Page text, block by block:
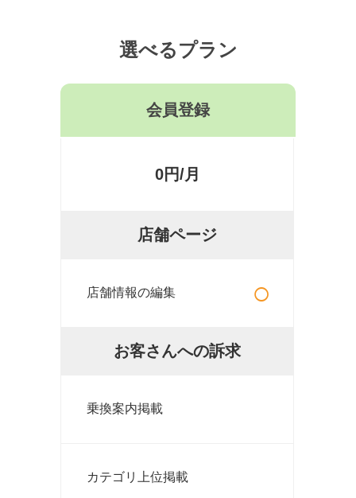
選べるプラン
会員登録
0円/月
店舗ページ
店舗情報の編集 ○
お客さんへの訴求
乗換案内掲載
カテゴリ上位掲載